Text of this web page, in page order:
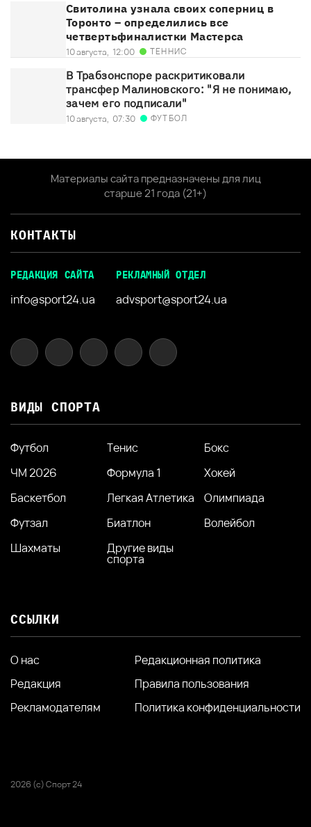
Свитолина узнала своих соперниц в
Торонто – определились все
четвертьфиналистки Мастерса
10 августа, 12:00 ТЕННИС
В Трабзонспоре раскритиковали
трансфер Малиновского: "Я не понимаю,
зачем его подписали"
10 августа, 07:30 ФУТБОЛ
Материалы сайта предназначены для лиц
старше 21 года (21+)
КОНТАКТЫ
РЕДАКЦИЯ САЙТА
info@sport24.ua
РЕКЛАМНЫЙ ОТДЕЛ
advsport@sport24.ua
ВИДЫ СПОРТА
Футбол Тенис
Бокс
ЧМ 2026
Формула 1
Хокей
Баскетбол
Легкая Атлетика
Олимпиада
Футзал
Биатлон
Волейбол
Шахматы
Другие виды
спорта
ССЫЛКИ
О нас
Редакция
Рекламодателям
Редакционная политика
Правила пользования
Политика конфиденциальности
2026 (с) Спорт 24